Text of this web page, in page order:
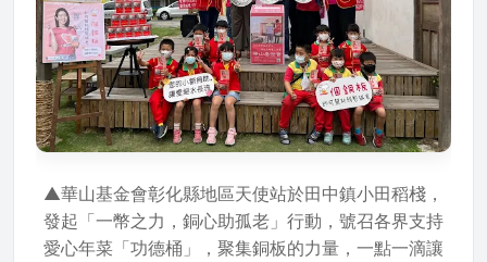
▲華山基金會彰化縣地區天使站於田中鎮小田稻棧，
發起「一幣之力，銅心助孤老」行動，號召各界支持
愛心年菜「功德桶」，聚集銅板的力量，一點一滴讓